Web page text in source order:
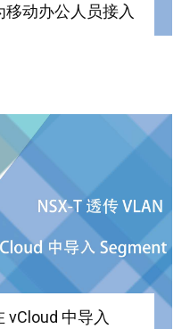
移动办公人员接入
vCloud 中导入